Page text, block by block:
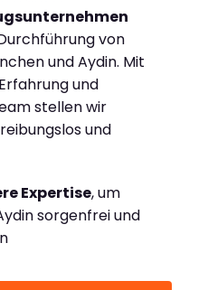
von
und Aydin. Mit
und
stellen wir
und
Expertise, um
sorgenfrei und